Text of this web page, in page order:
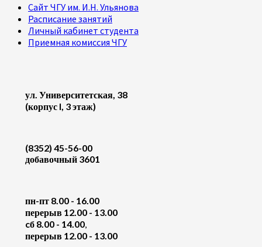
Сайт ЧГУ им. И.Н. Ульянова
Расписание занятий
Личный кабинет студента
Приемная комиссия ЧГУ
ул. Университетская, 38
(корпус I, 3 этаж)
(8352) 45-56-00
добавочный 3601
пн-пт 8.00 - 16.00
перерыв 12.00 - 13.00
cб 8.00 - 14.00,
перерыв 12.00 - 13.00